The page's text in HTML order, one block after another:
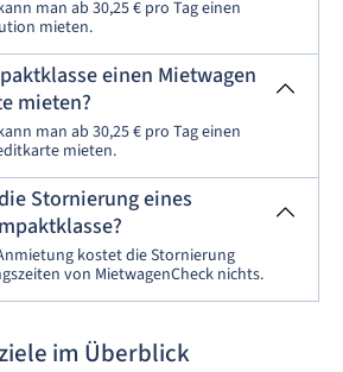
man ab 30,25 € pro Tag einen
mieten.
einen Mietwagen
mieten?
man ab 30,25 € pro Tag einen
mieten.
Stornierung eines
kostet die Stornierung
von MietwagenCheck nichts.
im Überblick